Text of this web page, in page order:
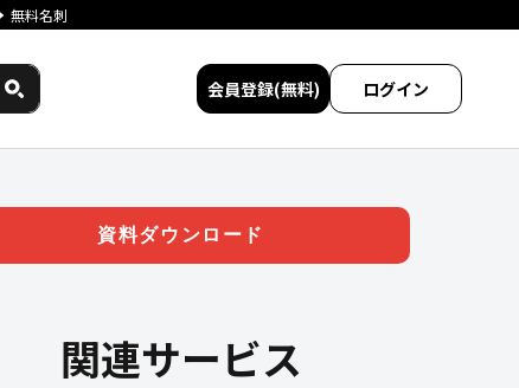
無料名刺
会員登録(無料) ログイン
資料ダウンロード
関連サービス